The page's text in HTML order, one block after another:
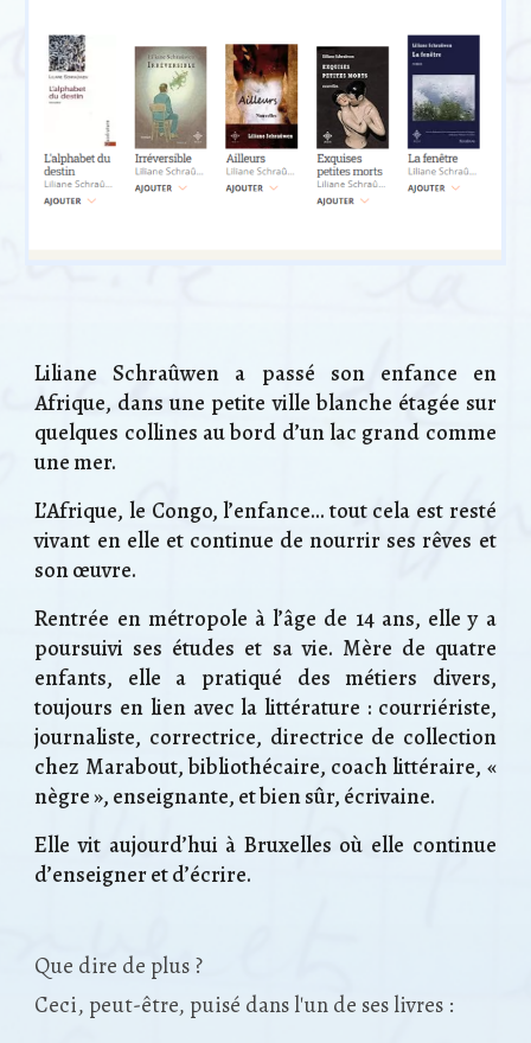
Liliane Schraûwen a passé son enfance en
Afrique, dans une petite ville blanche étagée sur
quelques collines au bord d’un lac grand comme
une mer.
L’Afrique, le Congo, l’enfance… tout cela est resté
vivant en elle et continue de nourrir ses rêves et
son œuvre.
Rentrée en métropole à l’âge de 14 ans, elle y a
poursuivi ses études et sa vie. Mère de quatre
enfants, elle a pratiqué des métiers divers,
toujours en lien avec la littérature : courriériste,
journaliste, correctrice, directrice de collection
chez Marabout, bibliothécaire, coach littéraire, «
nègre », enseignante, et bien sûr, écrivaine.
Elle vit aujourd’hui à Bruxelles où elle continue
d’enseigner et d’écrire.
Que dire de plus ?
Ceci, peut-être, puisé dans l'un de ses livres :